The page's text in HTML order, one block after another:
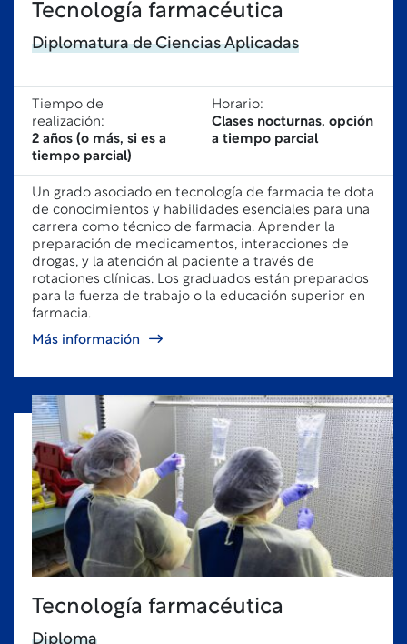
Tecnología farmacéutica
Diplomatura de Ciencias Aplicadas
Tiempo de
realización:
2 años (o más, si es a
tiempo parcial)
Horario:
Clases nocturnas, opción
a tiempo parcial
Un grado asociado en tecnología de farmacia te dota
de conocimientos y habilidades esenciales para una
carrera como técnico de farmacia. Aprender la
preparación de medicamentos, interacciones de
drogas, y la atención al paciente a través de
rotaciones clínicas. Los graduados están preparados
para la fuerza de trabajo o la educación superior en
farmacia.
Más información
Tecnología farmacéutica
Diploma